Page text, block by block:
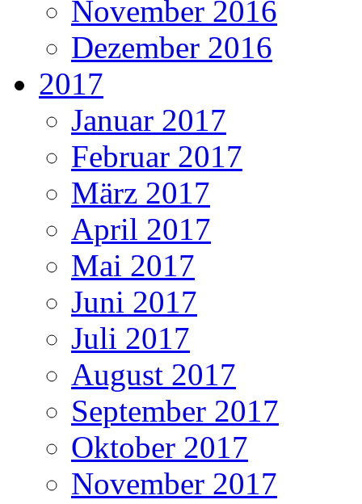
November 2016
Dezember 2016
2017
Januar 2017
Februar 2017
März 2017
April 2017
Mai 2017
Juni 2017
Juli 2017
August 2017
September 2017
Oktober 2017
November 2017